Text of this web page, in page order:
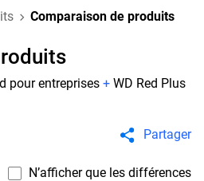
Comparaison de produits
pour entreprises + WD Red Plus
Partager
N’afficher que les différences